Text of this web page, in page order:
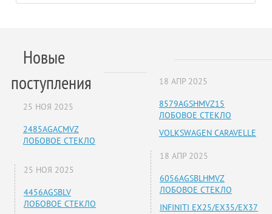
Новые
поступления
25 НОЯ 2025
2485AGACMVZ
ЛОБОВОЕ СТЕКЛО
25 НОЯ 2025
4456AGSBLV
ЛОБОВОЕ СТЕКЛО
18 АПР 2025
8579AGSHMVZ15
ЛОБОВОЕ СТЕКЛО
VOLKSWAGEN CARAVELLE
18 АПР 2025
6056AGSBLHMVZ
ЛОБОВОЕ СТЕКЛО
INFINITI EX25/EX35/EX37